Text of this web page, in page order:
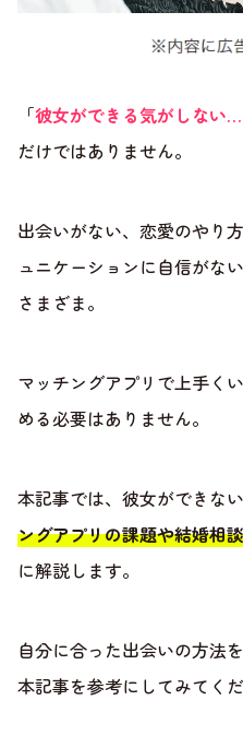
「彼女ができる気がしない…
だけではありません。
出会いがない、恋愛のやり
ュニケーションに自信がな
さまざま。
マッチングアプリで上手く
める必要はありません。
本記事では、彼女ができな
ングアプリの課題や結婚相
に解説します。
自分に合った出会いの方法
本記事を参考にしてみてくだ